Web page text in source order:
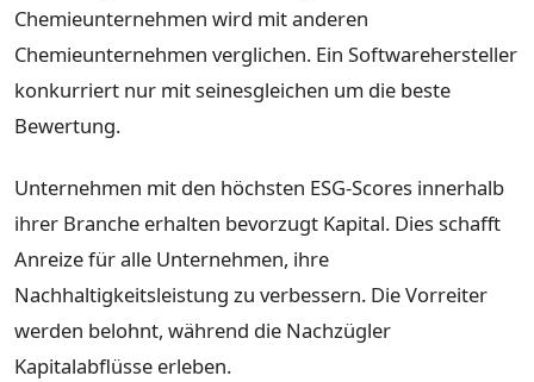
Chemieunternehmen wird mit anderen
Chemieunternehmen verglichen. Ein Softwarehersteller
konkurriert nur mit seinesgleichen um die beste
Bewertung.
Unternehmen mit den höchsten ESG-Scores innerhalb
ihrer Branche erhalten bevorzugt Kapital. Dies schafft
Anreize für alle Unternehmen, ihre
Nachhaltigkeitsleistung zu verbessern. Die Vorreiter
werden belohnt, während die Nachzügler
Kapitalabflüsse erleben.